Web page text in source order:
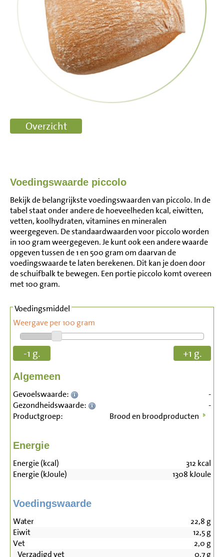
Voedingswaarde piccolo
Bekijk de belangrijkste voedingswaarden van piccolo. In de
tabel staat onder andere de hoeveelheden kcal, eiwitten,
vetten, koolhydraten, vitamines en mineralen
weergegeven. De standaardwaarden voor piccolo worden
in 100 gram weergegeven. Je kunt ook een andere waarde
opgeven tussen de 1 en 500 gram om daarvan de
voedingswaarde te laten berekenen. Dit kan je doen door
de schuifbalk te bewegen. Een portie piccolo komt overeen
met 100 gram.
Voedingsmiddel
Weergave per 100 gram
-1 g. +1 g.
Algemeen
Gevoelswaarde:
-
Gezondheidswaarde:
-
Productgroep:
Brood en broodproducten
Energie
Energie (kcal) 312 kcal
Energie (kJoule)
1308 kJoule
Voedingswaarde
Water 22,8 g
Eiwit
12,5g
Vet
2,0 g
Verzadigd vet
0,7g